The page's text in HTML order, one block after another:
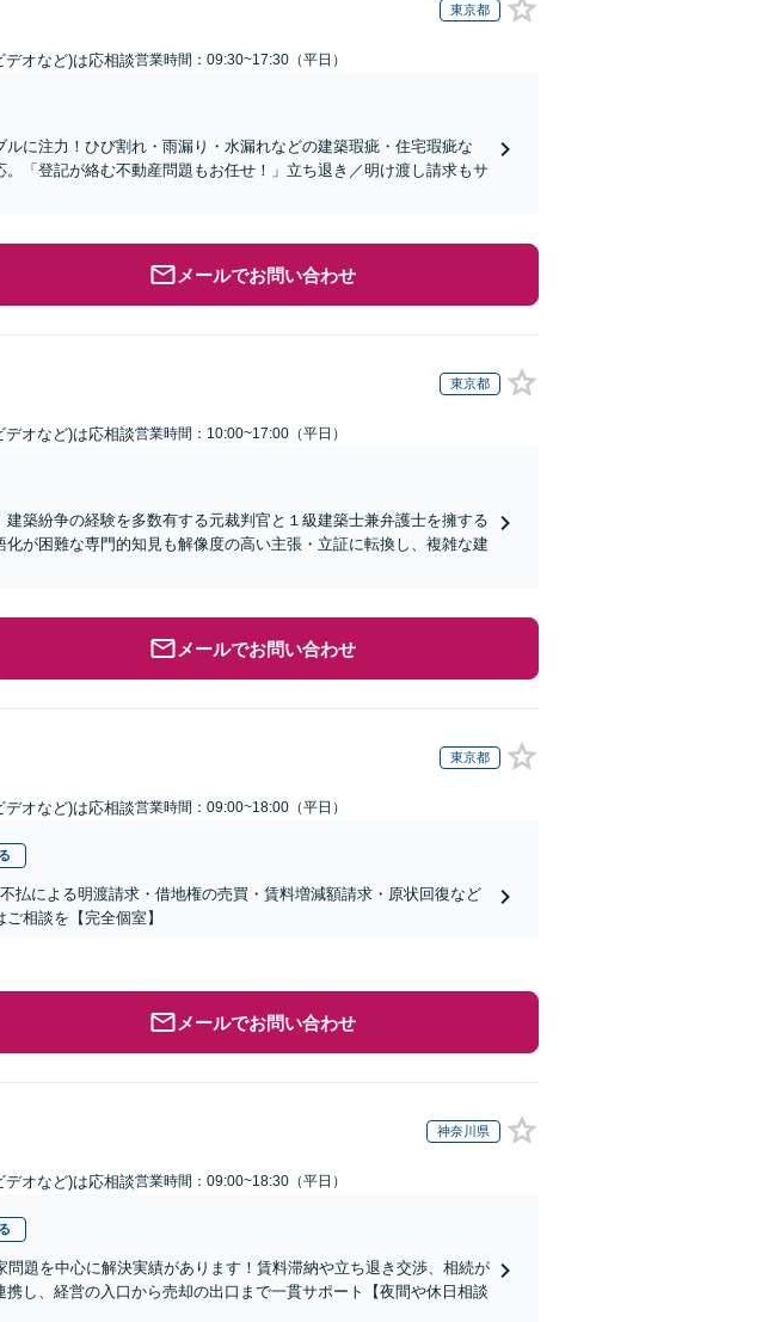
東京都
オなど)は応相談営業時間：09:30~17:30（平日）
ルに注力！ひび割れ・雨漏り・水漏れなどの建築瑕疵・住宅瑕疵な
「登記が絡む不動産問題もお任せ！」立ち退き／明け渡し請求もサ
メールでお問い合わせ
東京都
オなど)は応相談営業時間：10:00~17:00（平日）
建築紛争の経験を多数有する元裁判官と１級建築士兼弁護士を擁する
が困難な専門的知見も解像度の高い主張・立証に転換し、複雑な建
メールでお問い合わせ
東京都
オなど)は応相談営業時間：09:00~18:00（平日）
払による明渡請求・借地権の売買・賃料増減額請求・原状回復など
相談を【完全個室】
メールでお問い合わせ
神奈川県
オなど)は応相談営業時間：09:00~18:30（平日）
問題を中心に解決実績があります！賃料滞納や立ち退き交渉、相続が
し、経営の入口から売却の出口まで一貫サポート【夜間や休日相談